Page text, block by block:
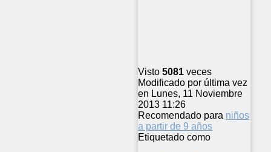
Visto 5081 veces
Modificado por última vez
en Lunes, 11 Noviembre
2013 11:26
Recomendado para niños
a partir de 9 años
Etiquetado como